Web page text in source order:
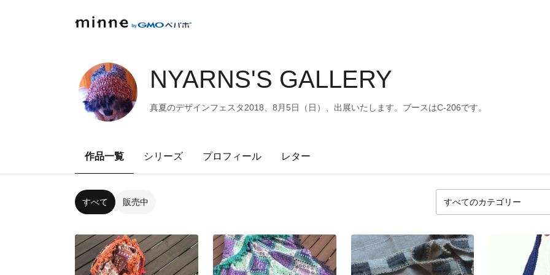
NYARNS'S GALLERY
真夏のデザインフェスタ2018、8月5日（日）、出展いたします。ブースはC-206です。
作品一覧 シリーズ プロフィール レター
すべて 販売中